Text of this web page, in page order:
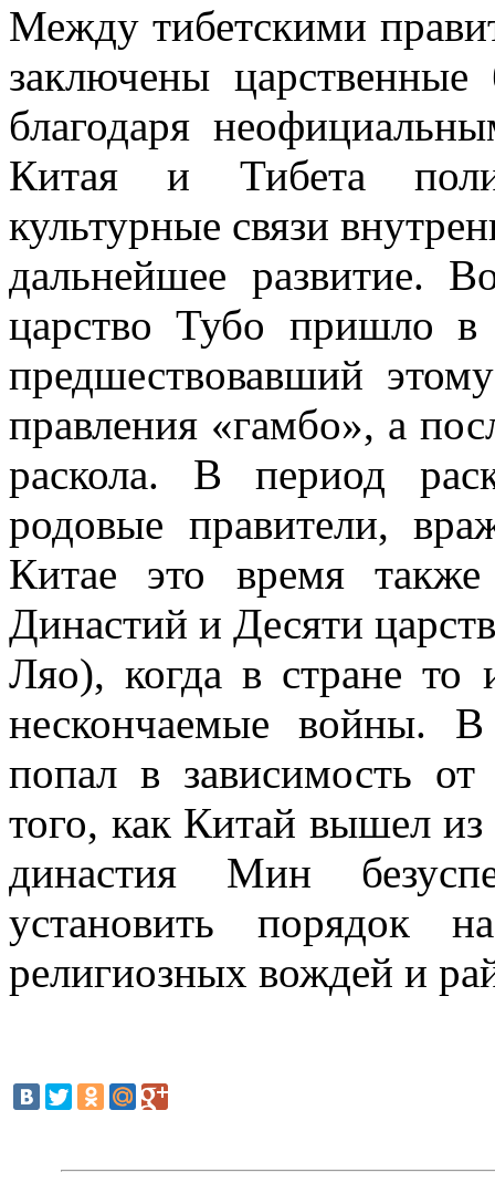
Между тибетскими
заключены
благодаря
Китая и Тибета
культурные связи
дальнейшее развитие.
царство Тубо пришло в
предшествовавший
правления «гамбо», а
раскола. В период
родовые правители,
Китае это время
Династий и Десяти
Ляо), когда в стране то
нескончаемые войны.
попал в зависимость
того, как Китай вышел
династия Мин
установить порядок
религиозных вождей и